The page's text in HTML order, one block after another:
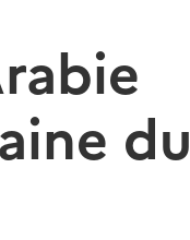
du